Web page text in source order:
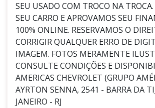
SEU USADO COM TROCO NA
SEU CARRO E APROVAMOS SEU
100% ONLINE. RESERVAMOS O
CORRIGIR QUALQUER ERRO DE
IMAGEM. FOTOS MERAMENTE
CONSULTE CONDIÇÕES E
AMERICAS CHEVROLET (GRUPO
AYRTON SENNA, 2541 - BARRA DA
JANEIRO - RJ